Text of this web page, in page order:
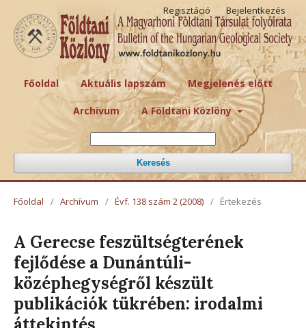
Főoldal Aktuális lapszám Megjelenés előtt
Archívum A Földtani Közlöny
Keresés
Regisztáció Bejelentkezés
Főoldal / Archívum / Évf. 138 szám 2 (2008) / Értekezés
A Gerecse feszültségterének
fejlődése a Dunántúli-
középhegységről készült
publikációk tükrében: irodalmi